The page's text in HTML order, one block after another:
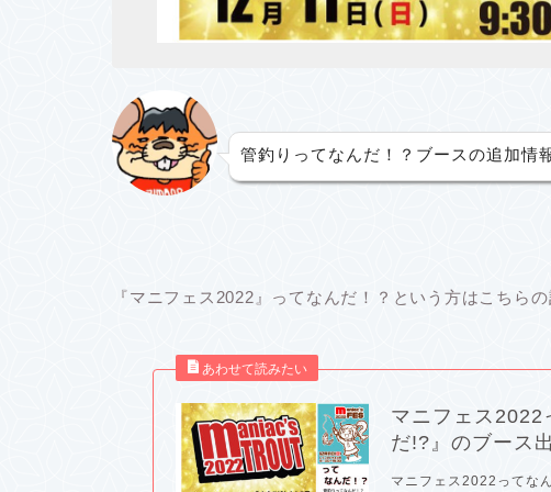
管釣りってなんだ！？ブースの追加情
『マニフェス2022』ってなんだ！？という方はこちら
マニフェス2022
だ!?』のブース
マニフェス2022ってな